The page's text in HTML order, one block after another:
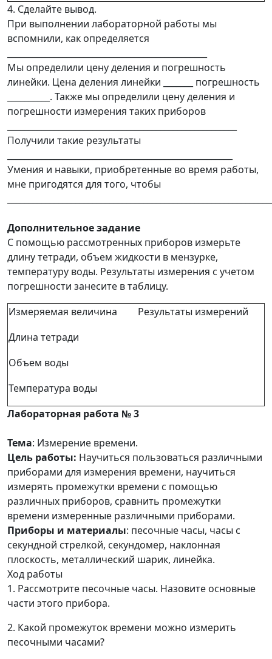
4. Сделайте вывод.
При выполнении лабораторной работы мы
вспомнили, как определяется
Мы определили цену деления и погрешность
линейки. Цена деления линейки _______ погрешность
__________. Также мы определили цену деления и
погрешности измерения таких приборов
Получили такие результаты
Умения и навыки, приобретенные во время работы,
мне пригодятся для того, чтобы
Дополнительное задание
С помощью рассмотренных приборов измерьте
длину тетради, объем жидкости в мензурке,
температуру воды. Результаты измерения с учетом
погрешности занесите в таблицу.
Измеряемая величина
Результаты измерений
Длина тетради
Объем воды
Температура воды
Лабораторная работа № 3
Тема: Измерение времени.
Цель работы: Научиться пользоваться различными
приборами для измерения времени, научиться
измерять промежутки времени с помощью
различных приборов, сравнить промежутки
времени измеренные различными приборами.
Приборы и материалы: песочные часы, часы с
секундной стрелкой, секундомер, наклонная
плоскость, металлический шарик, линейка.
Ход работы
1. Рассмотрите песочные часы. Назовите основные
части этого прибора.
2. Какой промежуток времени можно измерить
песочными часами?